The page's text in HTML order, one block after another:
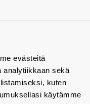
evästeitä
analytiikkaan sekä
kuten
käytämme